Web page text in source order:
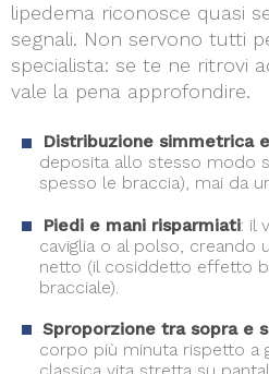
lipedema riconosce quasi
segnali. Non servono tutti
specialista: se te ne ritrovi
vale la pena approfondire.
Distribuzione simmetrica
deposita allo stesso modo
spesso le braccia), mai da
Piedi e mani risparmiati: il
caviglia o al polso, creando
netto (il cosiddetto effetto
bracciale).
Sproporzione tra sopra e
corpo più minuta rispetto a